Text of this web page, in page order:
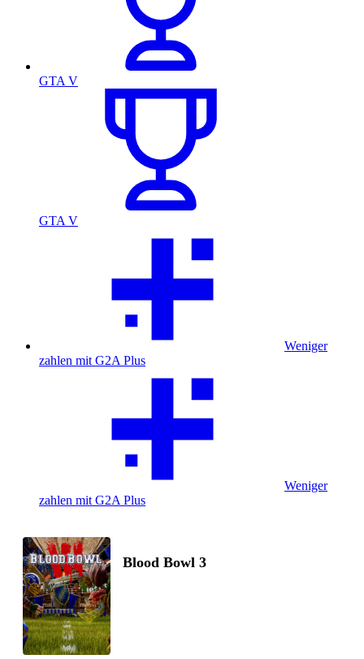
GTA V
GTA V
Weniger
zahlen mit G2A Plus
Weniger
zahlen mit G2A Plus
Blood Bowl 3